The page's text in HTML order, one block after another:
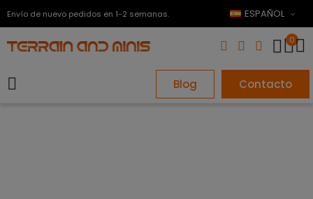
Envío de nuevo pedidos en 1-2 semanas. ESPAÑOL
0
Blog Contacto